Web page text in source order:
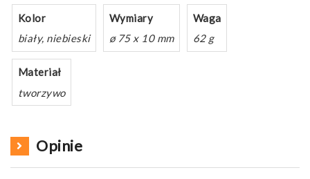
Kolor
biały, niebieski
Wymiary
ø 75 x 10 mm
Waga
62 g
Materiał
tworzywo
Opinie